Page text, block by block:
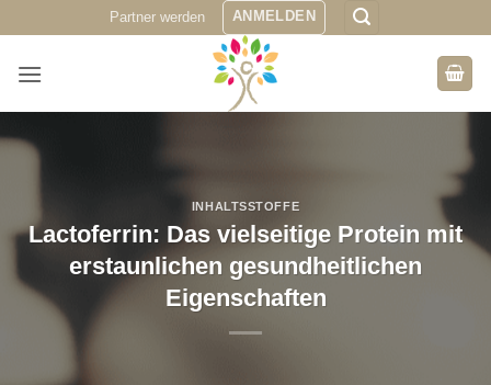
Inhalt
springen
Partner werden ANMELDEN
INHALTSSTOFFE
Lactoferrin: Das vielseitige Protein mit
erstaunlichen gesundheitlichen
Eigenschaften